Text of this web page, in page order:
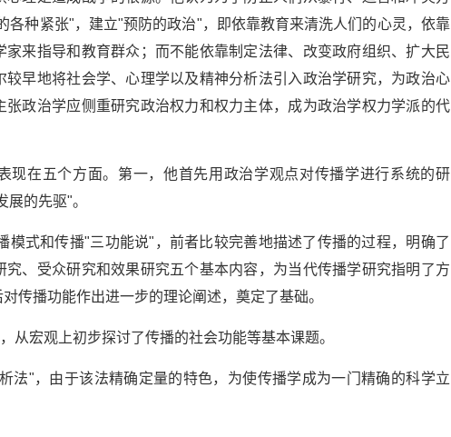
各种紧张"，建立"预防的政治"，即依靠教育来清洗人们的心灵，依靠
家来指导和教育群众；而不能依靠制定法律、改变政府组织、扩大民
早地将社会学、心理学以及精神分析法引入政治学研究，为政治心
政治学应侧重研究政治权力和权力主体，成为政治学权力学派的代
现在五个方面。第一，他首先用政治学观点对传播学进行系统的研
的先驱"。
模式和传播"三功能说"，前者比较完善地描述了传播的过程，明确了
、受众研究和效果研究五个基本内容，为当代传播学研究指明了方
传播功能作出进一步的理论阐述，奠定了基础。
从宏观上初步探讨了传播的社会功能等基本课题。
法"，由于该法精确定量的特色，为使传播学成为一门精确的科学立